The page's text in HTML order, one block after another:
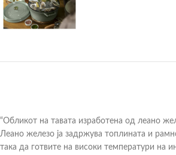
“Обликот на тавата изработена од леано
Леано железо ја задржува топлината и
така да готвите на високи температури на